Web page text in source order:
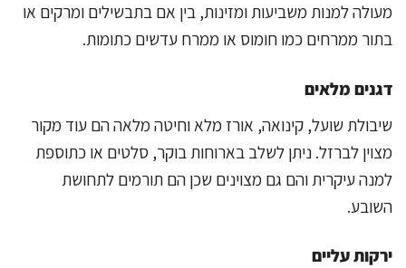
מעולה למנות משביעות ומזינות, בין אם בתבשילים ומרקים או
בתור ממרחים כמו חומוס או ממרח עדשים כתומות.
דגנים מלאים
שיבולת שועל, קינואה, אורז מלא וחיטה מלאה הם עוד מקור
מצוין לברזל. ניתן לשלב בארוחות בוקר, סלטים או כתוספת
למנה עיקרית והם גם מצוינים שכן הם תורמים לתחושת
השובע.
ירקות עליים